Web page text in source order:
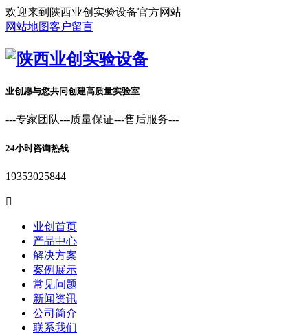
欢迎来到陕西业创实验设备官方网站
网站地图客户留言
业创愿与您共同创建高质量实验室
---专家团队---质量保证---售后服务---
24小时咨询热线
19353025844

业创首页
产品中心
解决方案
案例展示
常见问题
新闻资讯
公司简介
联系我们